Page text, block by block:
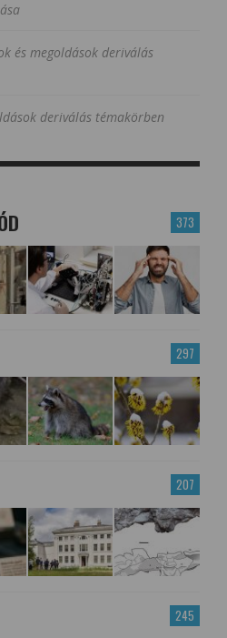
és megoldások deriválás
deriválás témakörben
373
297
207
245